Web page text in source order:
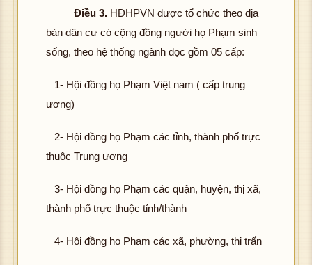
Điều 3. HĐHPVN được tổ chức theo địa
bàn dân cư có cộng đồng người họ Phạm sinh
sống, theo hệ thống ngành dọc gồm 05 cấp:
1- Hội đồng họ Phạm Việt nam ( cấp trung
ương)
2- Hội đồng họ Phạm các tỉnh, thành phố trực
thuộc Trung ương
3- Hội đồng họ Phạm các quận, huyện, thị xã,
thành phố trực thuộc tỉnh/thành
4- Hội đồng họ Phạm các xã, phường, thị trấn